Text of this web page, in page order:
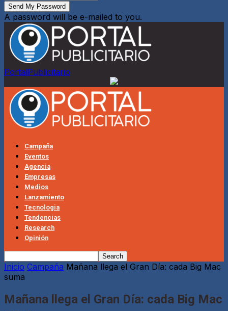
A password will be e-mailed to you.
PortalPublicitario
Campaña
Eventos
Agencia
Empresas
Medios
Lanzamiento
Tecnologia
Tendencias
Research
Opinión
Inicio Campaña Mañana llega el Gran Día: cada Big Mac
suma
Mañana llega el Gran Día: cada Big Mac